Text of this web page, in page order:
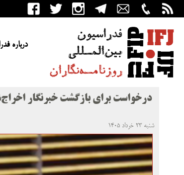
درباره
درخواست برای بازگشت خبرنگار
شنبه ۲۳ خرداد ۱۴۰۵